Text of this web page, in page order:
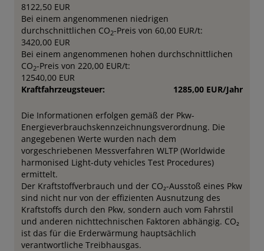
8122,50 EUR
Bei einem angenommenen niedrigen
durchschnittlichen CO2-Preis von 60,00 EUR/t:
3420,00 EUR
Bei einem angenommenen hohen durchschnittlichen
CO2-Preis von 220,00 EUR/t:
12540,00 EUR
Kraftfahrzeugsteuer:
1285,00 EUR/Jahr
Die Informationen erfolgen gemäß der Pkw-
Energieverbrauchskennzeichnungsverordnung. Die
angegebenen Werte wurden nach dem
vorgeschriebenen Messverfahren WLTP (Worldwide
harmonised Light-duty vehicles Test Procedures)
ermittelt.
Der Kraftstoffverbrauch und der CO₂-Ausstoß eines Pkw
sind nicht nur von der effizienten Ausnutzung des
Kraftstoffs durch den Pkw, sondern auch vom Fahrstil
und anderen nichttechnischen Faktoren abhängig. CO₂
ist das für die Erderwärmung hauptsächlich
verantwortliche Treibhausgas.